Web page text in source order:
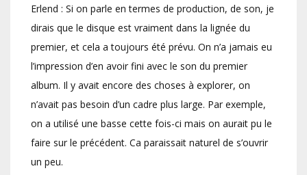
Erlend : Si on parle en termes de production, de son, je
dirais que le disque est vraiment dans la lignée du
premier, et cela a toujours été prévu. On n’a jamais eu
l’impression d’en avoir fini avec le son du premier
album. Il y avait encore des choses à explorer, on
n’avait pas besoin d’un cadre plus large. Par exemple,
on a utilisé une basse cette fois-ci mais on aurait pu le
faire sur le précédent. Ca paraissait naturel de s’ouvrir
un peu.